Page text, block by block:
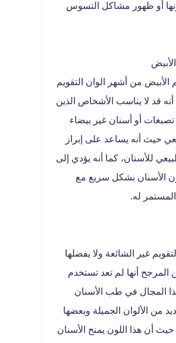
أو ظهور مشاكل التسوس
الأبيض من أشهر الوان التقويم
قد لا يناسب الأشخاص الذين
أو أسنان غير بيضاء
حيث أنه يساعد على إبراز
للأسنان، كما أنه يؤدي إلى
الأسنان بشكل سريع مع
المستمر له.
غير الشائعة ولا يفضلها
المرجح أنها لم تعد تستخدم
المجال في طب الأسنان
من الألوان الجميلة وبعضها
أن هذا اللون يمنح الأسنان